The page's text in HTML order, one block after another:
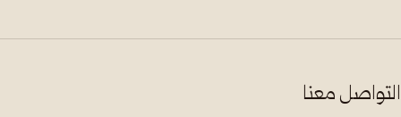
التواصل معنا